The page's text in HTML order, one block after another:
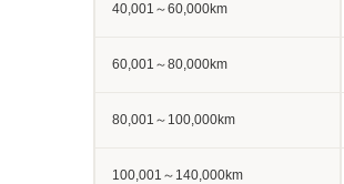
40,001～60,000km
60,001～80,000km
80,001～100,000km
100,001～140,000km